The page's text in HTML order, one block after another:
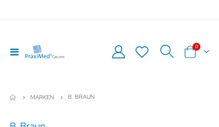
Navigation
umschalten
Warenkorb
0Artikel
MARKEN B. BRAUN